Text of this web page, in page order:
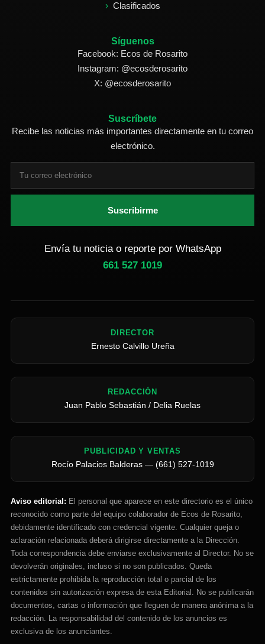
Clasificados
Síguenos
Facebook: Ecos de Rosarito
Instagram: @ecosderosarito
X: @ecosderosarito
Suscríbete
Recibe las noticias más importantes directamente en tu correo
electrónico.
Suscribirme
Envía tu noticia o reporte por WhatsApp
661 527 1019
DIRECTOR
Ernesto Calvillo Ureña
REDACCIÓN
Juan Pablo Sebastián / Delia Ruelas
PUBLICIDAD Y VENTAS
Rocío Palacios Balderas — (661) 527-1019
Aviso editorial: El personal que aparece en este directorio es el único
reconocido como parte del equipo colaborador de Ecos de Rosarito,
debidamente identificado con credencial vigente. Cualquier queja o
aclaración relacionada deberá dirigirse directamente a la Dirección.
Toda correspondencia debe enviarse exclusivamente al Director. No se
devolverán originales, incluso si no son publicados. Queda
estrictamente prohibida la reproducción total o parcial de los
contenidos sin autorización expresa de esta Editorial. No se publicarán
documentos, cartas o información que lleguen de manera anónima a la
redacción. La responsabilidad del contenido de los anuncios es
exclusiva de los anunciantes.